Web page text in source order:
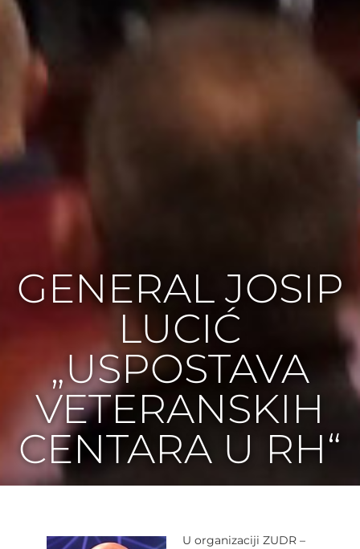
GENERAL JOSIP
LUCIĆ
„USPOSTAVA
VETERANSKIH
CENTARA U RH“
U organizaciji ZUDR –